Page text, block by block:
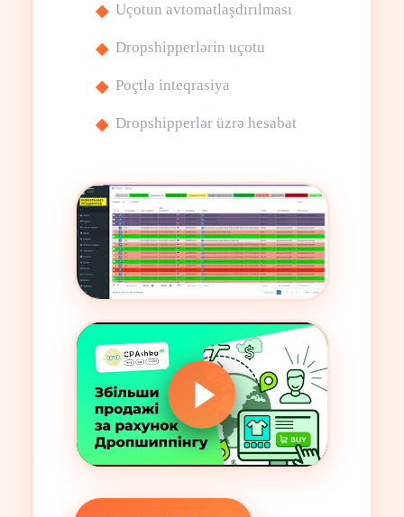
Uçotun avtomatlaşdırılması
Dropshipperlərin uçotu
Poçtla inteqrasiya
Dropshipperlər üzrə hesabat